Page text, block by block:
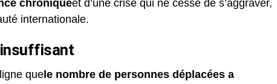
chroniqueet d’une crise qui ne cesse de s’aggraver,
internationale.
insuffisant
que le nombre de personnes déplacées a